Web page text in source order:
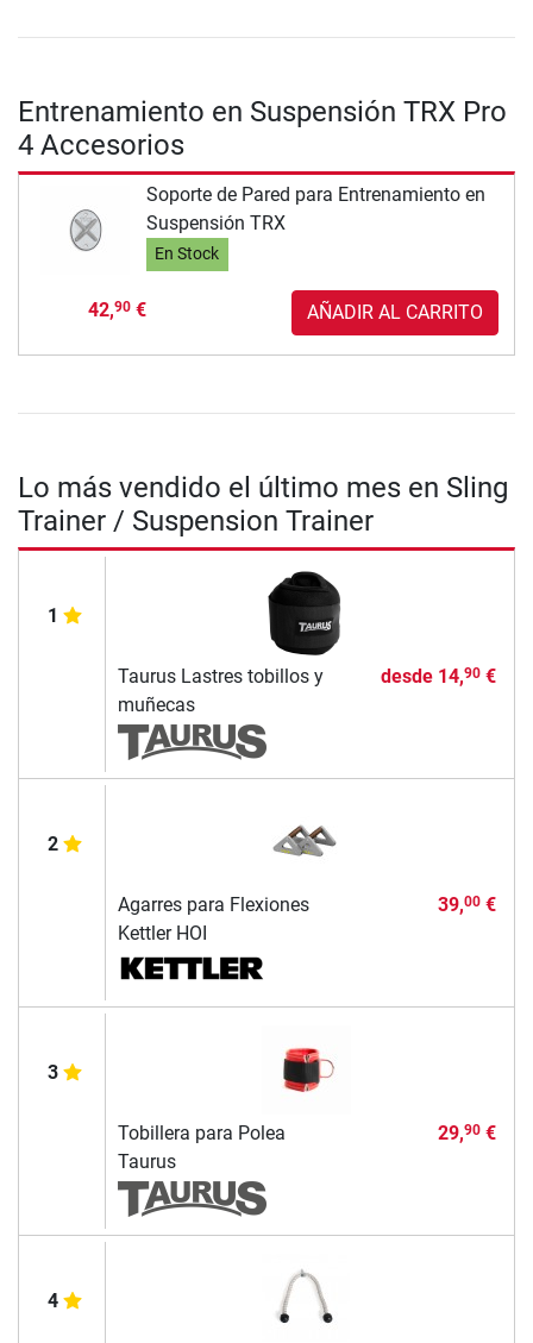
Entrenamiento en Suspensión TRX Pro
4 Accesorios
Soporte de Pared para Entrenamiento en
Suspensión TRX
En Stock
42,90€ AÑADIR AL CARRITO
Lo más vendido el último mes en Sling
Trainer / Suspension Trainer
1
Taurus Lastres tobillos y
muñecas
desde 14,90€
2
Agarres para Flexiones
Kettler HOI
39,00€
3
Tobillera para Polea
Taurus
29,90€
4